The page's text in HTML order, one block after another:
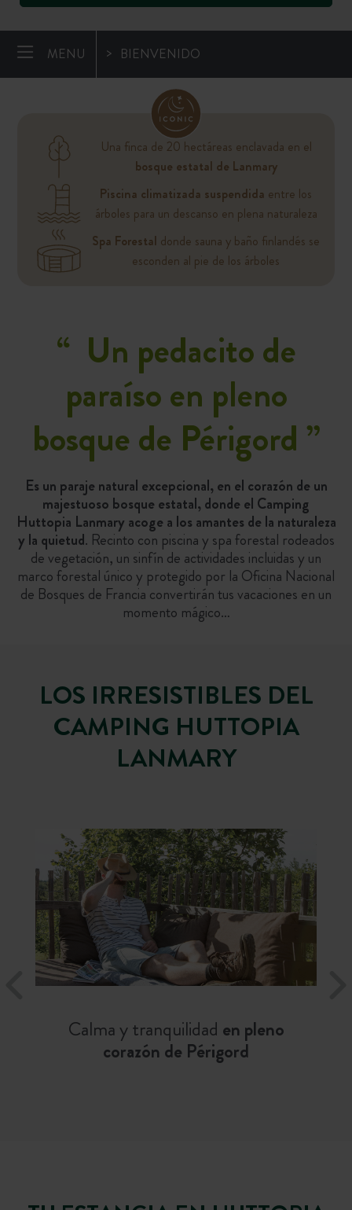
MENU BIENVENIDO
Una finca de 20 hectáreas enclavada en el
bosque estatal de Lanmary
Piscina climatizada suspendida entre los
árboles para un descanso en plena naturaleza
Spa Forestal donde sauna y baño finlandés se
esconden al pie de los árboles
“ Un pedacito de
paraíso en pleno
bosque de Périgord ”
Es un paraje natural excepcional, en el corazón de un
majestuoso bosque estatal, donde el Camping
Huttopia Lanmary acoge a los amantes de la naturaleza
y la quietud. Recinto con piscina y spa forestal rodeados
de vegetación, un sinfín de actividades incluidas y un
marco forestal único y protegido por la Oficina Nacional
de Bosques de Francia convertirán tus vacaciones en un
momento mágico…
LOS IRRESISTIBLES DEL
CAMPING HUTTOPIA
LANMARY
Calma y tranquilidad en pleno
corazón de Périgord